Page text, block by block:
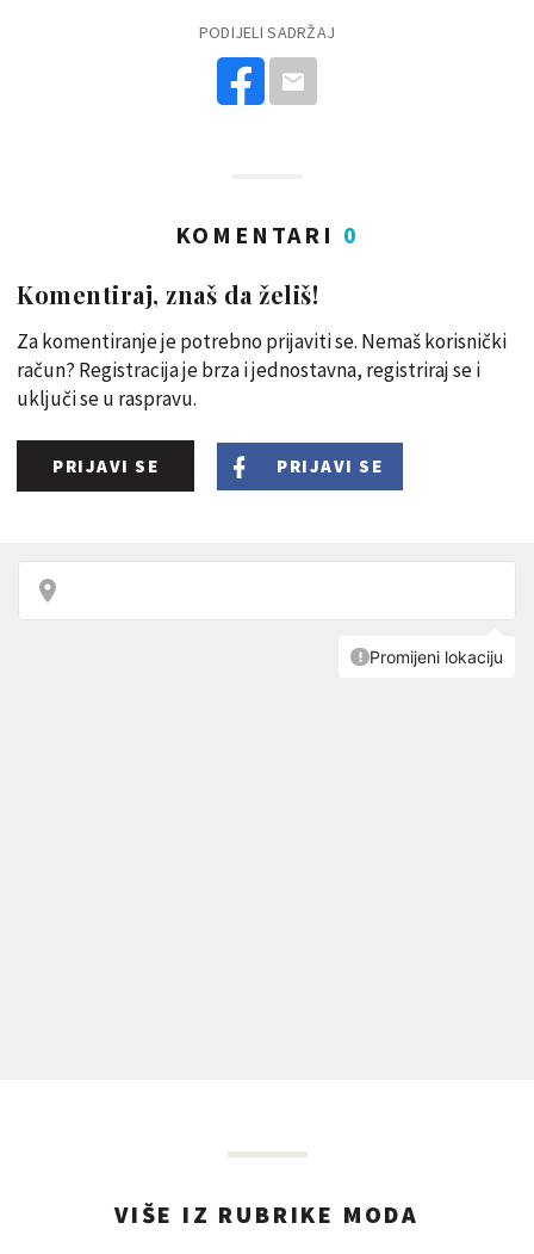
PODIJELI SADRŽAJ
KOMENTARI 0
Komentiraj, znaš da želiš!
Za komentiranje je potrebno prijaviti se. Nemaš korisnički
račun? Registracija je brza i jednostavna, registriraj se i
uključi se u raspravu.
PRIJAVI SE PRIJAVI SE
VIŠE IZ RUBRIKE MODA